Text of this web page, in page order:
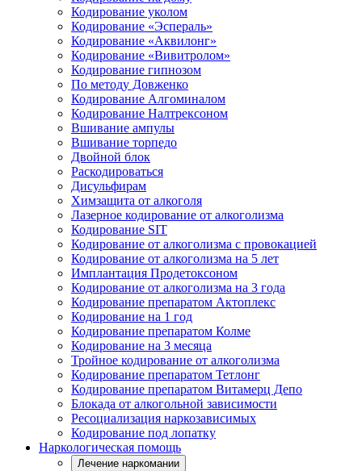
Кодирование уколом
Кодирование «Эспераль»
Кодирование «Аквилонг»
Кодирование «Вивитролом»
Кодирование гипнозом
По методу Довженко
Кодирование Алгоминалом
Кодирование Налтрексоном
Вшивание ампулы
Вшивание торпедо
Двойной блок
Раскодироваться
Дисульфирам
Химзащита от алкоголя
Лазерное кодирование от алкоголизма
Кодирование SIT
Кодирование от алкоголизма с провокацией
Кодирование от алкоголизма на 5 лет
Имплантация Продетоксоном
Кодирование от алкоголизма на 3 года
Кодирование препаратом Актоплекс
Кодирование на 1 год
Кодирование препаратом Колме
Кодирование на 3 месяца
Тройное кодирование от алкоголизма
Кодирование препаратом Тетлонг
Кодирование препаратом Витамерц Депо
Блокада от алкогольной зависимости
Ресоциализация наркозависимых
Кодирование под лопатку
Наркологическая помощь
Лечение наркомании